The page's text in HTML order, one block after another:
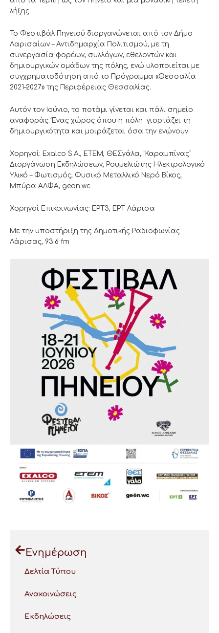
λήξης.
Το Φεστιβάλ Πηνειού διοργανώνεται από τον Δήμο
Λαρισαίων – Αντιδημαρχία Πολιτισμού, με τη
συνεργασία φορέων, συλλόγων, εθελοντών και
δημιουργικών ομάδων της πόλης, ενώ υλοποιείται με
συγχρηματοδότηση από το Πρόγραμμα «Θεσσαλία
2021–2027» της Περιφέρειας Θεσσαλίας.
Αυτόν τον Ιούνιο, το ποτάμι γίνεται και πάλι σημείο
αναφοράς. Ένας χώρος όπου η πόλη γιορτάζει τη
δημιουργικότητα και μοιράζεται όσα την ενώνουν.
Χορηγοί: Exalco S.A., ETEM, ΘΕΣγάλα, “Καραμπίνας”
Διοργάνωση Εκδηλώσεων, Ρουμελιώτης Ηλεκτρολογικό
Υλικό – Φωτισμός, Φυσικό Μεταλλικό Νερό Βίκος,
Μπύρα ΑΛΦΑ, geon.wc
Χορηγοί Επικοινωνίας: ΕΡΤ3, ΕΡΤ Λάρισα
Με την υποστήριξη της Δημοτικής Ραδιοφωνίας
Λάρισας, 93.6 fm
Ενημέρωση
Δελτία Τύπου
Ανακοινώσεις
Εκδηλώσεις